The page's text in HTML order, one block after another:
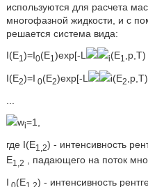
используются для расчета
многофазной жидкости, и с
решается система вида:
I(E1 )=I0(E1 )exp[-L i(E1
I(E2)=I 0(E2)exp[-L i(E2
...
wi=1,
где I(E1,2) - интенсивность
E1,2
, падающего на поток
I 0(E1,2) - интенсивность